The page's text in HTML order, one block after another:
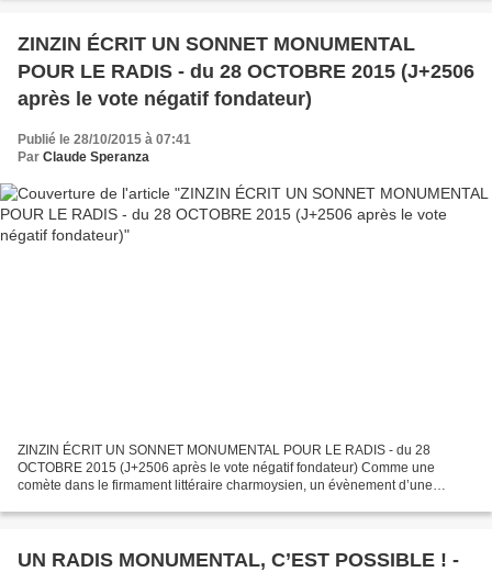
ZINZIN ÉCRIT UN SONNET MONUMENTAL
POUR LE RADIS - du 28 OCTOBRE 2015 (J+2506
après le vote négatif fondateur)
Publié le 28/10/2015 à 07:41
Par Claude Speranza
ZINZIN ÉCRIT UN SONNET MONUMENTAL POUR LE RADIS - du 28
OCTOBRE 2015 (J+2506 après le vote négatif fondateur) Comme une
comète dans le firmament littéraire charmoysien, un évènement d’une
UN RADIS MONUMENTAL, C’EST POSSIBLE ! -